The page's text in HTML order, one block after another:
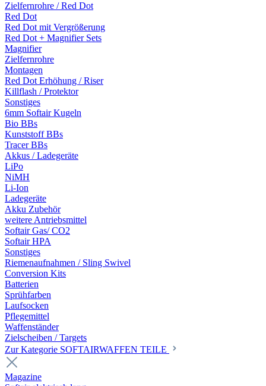
Zielfernrohre / Red Dot
Red Dot
Red Dot mit Vergrößerung
Red Dot + Magnifier Sets
Magnifier
Zielfernrohre
Montagen
Red Dot Erhöhung / Riser
Killflash / Protektor
Sonstiges
6mm Softair Kugeln
Bio BBs
Kunststoff BBs
Tracer BBs
Akkus / Ladegeräte
LiPo
NiMH
Li-Ion
Ladegeräte
Akku Zubehör
weitere Antriebsmittel
Softair Gas/ CO2
Softair HPA
Sonstiges
Riemenaufnahmen / Sling Swivel
Conversion Kits
Batterien
Sprühfarben
Laufsocken
Pflegemittel
Waffenständer
Zielscheiben / Targets
Zur Kategorie SOFTAIRWAFFEN TEILE
Magazine